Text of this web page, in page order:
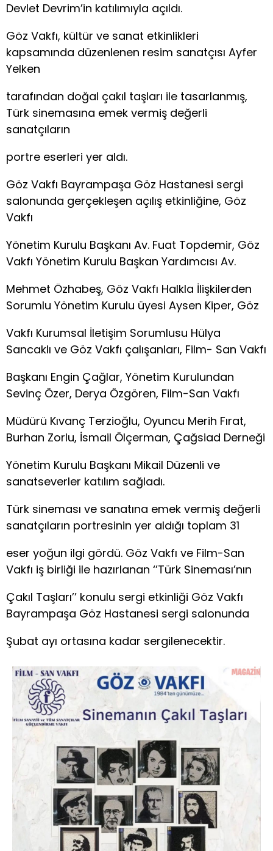
Devlet Devrim’in katılımıyla açıldı.
Göz Vakfı, kültür ve sanat etkinlikleri
kapsamında düzenlenen resim sanatçısı Ayfer
Yelken
tarafından doğal çakıl taşları ile tasarlanmış,
Türk sinemasına emek vermiş değerli
sanatçıların
portre eserleri yer aldı.
Göz Vakfı Bayrampaşa Göz Hastanesi sergi
salonunda gerçekleşen açılış etkinliğine, Göz
Vakfı
Yönetim Kurulu Başkanı Av. Fuat Topdemir, Göz
Vakfı Yönetim Kurulu Başkan Yardımcısı Av.
Mehmet Özhabeş, Göz Vakfı Halkla İlişkilerden
Sorumlu Yönetim Kurulu üyesi Aysen Kiper, Göz
Vakfı Kurumsal İletişim Sorumlusu Hülya
Sancaklı ve Göz Vakfı çalışanları, Film- San Vakfı
Başkanı Engin Çağlar, Yönetim Kurulundan
Sevinç Özer, Derya Özgören, Film-San Vakfı
Müdürü Kıvanç Terzioğlu, Oyuncu Merih Fırat,
Burhan Zorlu, İsmail Ölçerman, Çağsiad Derneği
Yönetim Kurulu Başkanı Mikail Düzenli ve
sanatseverler katılım sağladı.
Türk sineması ve sanatına emek vermiş değerli
sanatçıların portresinin yer aldığı toplam 31
eser yoğun ilgi gördü. Göz Vakfı ve Film-San
Vakfı iş birliği ile hazırlanan ‘’Türk Sineması’nın
Çakıl Taşları’’ konulu sergi etkinliği Göz Vakfı
Bayrampaşa Göz Hastanesi sergi salonunda
Şubat ayı ortasına kadar sergilenecektir.